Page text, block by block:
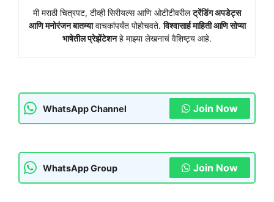
मी मराठी चित्रपट, टीव्ही सिरीयल्स आणि ओटीटीवरीलट्रेंडिंग अपडेट्स
आणि मनोरंजन बातम्यावाचकांपर्यंत पोहोचवते.विश्वासार्ह माहिती आणि सोप्या
भाषेतील प्रेझेंटेशनहे माझ्या लेखनाचं वैशिष्ट्य आहे.
WhatsApp Channel Join Now
WhatsApp Group Join Now